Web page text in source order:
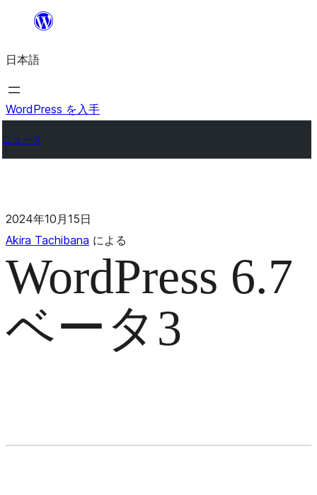
日本語
WordPress を入手
ニュース
2024年10月15日
Akira Tachibana による
WordPress 6.7
ベータ3